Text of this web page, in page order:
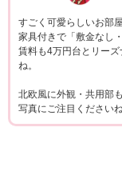
すごく可愛らしいお部
家具付きで「敷金なし
賃料も4万円台とリー
ね。
北欧風に外観・共用部
写真にご注目ください